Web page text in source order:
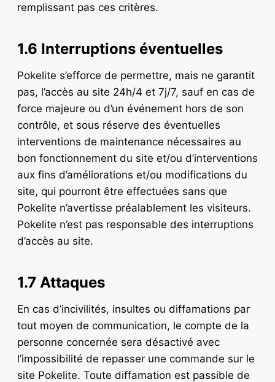
remplissant pas ces critères.
1.6 Interruptions éventuelles
Pokelite s’efforce de permettre, mais ne garantit
pas, l’accès au site 24h/4 et 7j/7, sauf en cas de
force majeure ou d’un événement hors de son
contrôle, et sous réserve des éventuelles
interventions de maintenance nécessaires au
bon fonctionnement du site et/ou d’interventions
aux fins d’améliorations et/ou modifications du
site, qui pourront être effectuées sans que
Pokelite n’avertisse préalablement les visiteurs.
Pokelite n’est pas responsable des interruptions
d’accès au site.
1.7 Attaques
En cas d’incivilités, insultes ou diffamations par
tout moyen de communication, le compte de la
personne concernée sera désactivé avec
l’impossibilité de repasser une commande sur le
site Pokelite. Toute diffamation est passible de